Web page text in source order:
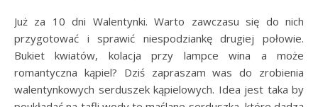
Już za 10 dni Walentynki. Warto zawczasu się do nich
przygotować i sprawić niespodziankę drugiej połowie.
Bukiet kwiatów, kolacja przy lampce wina a może
romantyczna kąpiel? Dziś zapraszam was do zrobienia
walentynkowych serduszek kąpielowych. Idea jest taka by